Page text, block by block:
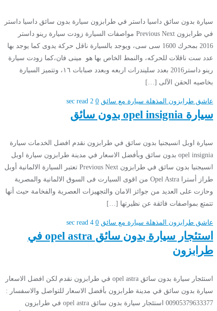
سيارة بدون سائق داسيا داستر في طرابزون سيارة بدون سائق داسيا داستر
في طرابزون Previous Next مواصفات السيارة زودت سيارة رينو داستر
2016 بمحرك 1600 سى سى، ويوجد بالسيارة ناقل حركة يدوى كما يوجد بها
عدد ست ناقلات للحركه، والنمط الخاص بها هو مينى فان،كما زودت سيارة
رينو داستر2016 بعدد سليندرات اربعه وبعدد صبابات ١٦، وتتميز السيارة
بخاصيه الحقن الآلى […]
عاشق طرابزون المذهلة سيارة مع سائق 0
2 sec read
سيارة opel insignia بدون سائق
سيارة اوبل انسيجنيا بدون سائق في طرابزون نقدم افضل الخدمات سيارة
opel insignia بدون سائق وبأفضل الاسعار في مدينة طرابزون سيارة اوبل
انسيجنيا بدون سائق في طرابزون Previous Next تعتبر السيارة الالمانية أوبل
طراز أسترا Opel Astra من اقوى السيارت فى السوق الالمانية والمصرية
وحازت على العديد من جوائز الامان والتجهيزات العصرية والفخامة حيث أنها
تتمتع بمواصفات فائقة عن نظيرتها […]
عاشق طرابزون المذهلة سيارة مع سائق 0
4 sec read
استئجار سيارة بدون سائق opel astra في
طرابزون
استئجار سيارة بدون سائق opel astra في طرابزون نقدم لكن افضل الاسعار
سيارة بدون سائق في مدينة طرابزون بأفضل الاسعار للتواصل والاسفسار :
00905379633377 استئجار سيارة بدون سائق opel astra في طرابزون